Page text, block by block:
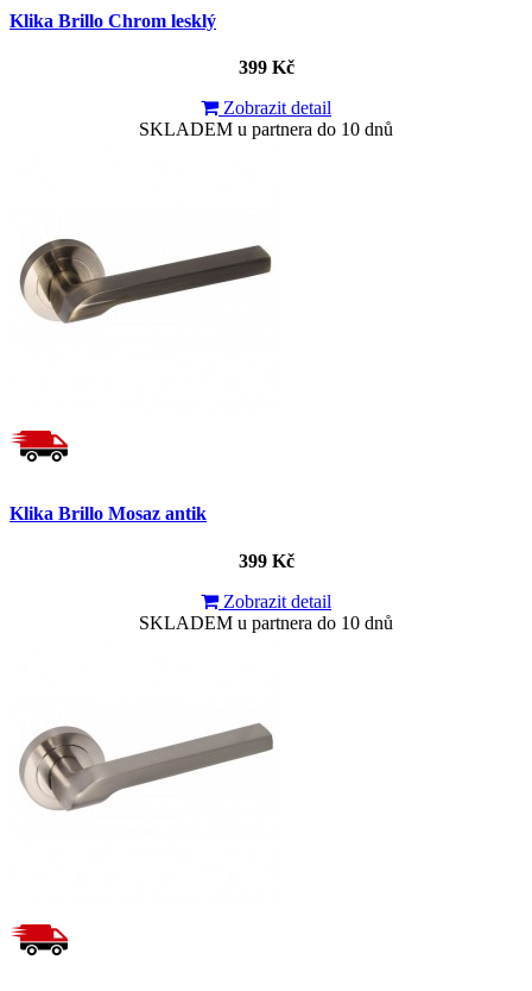
Klika Brillo Chrom lesklý
399 Kč
Zobrazit detail
SKLADEM u partnera do 10 dnů
Klika Brillo Mosaz antik
399 Kč
Zobrazit detail
SKLADEM u partnera do 10 dnů